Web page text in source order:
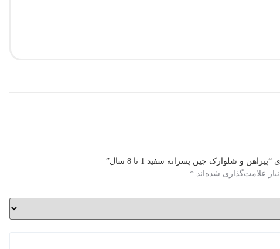
و شلوارک جین پسرانه سفید 1 تا 8 سال”
علامت‌گذاری شده‌اند *